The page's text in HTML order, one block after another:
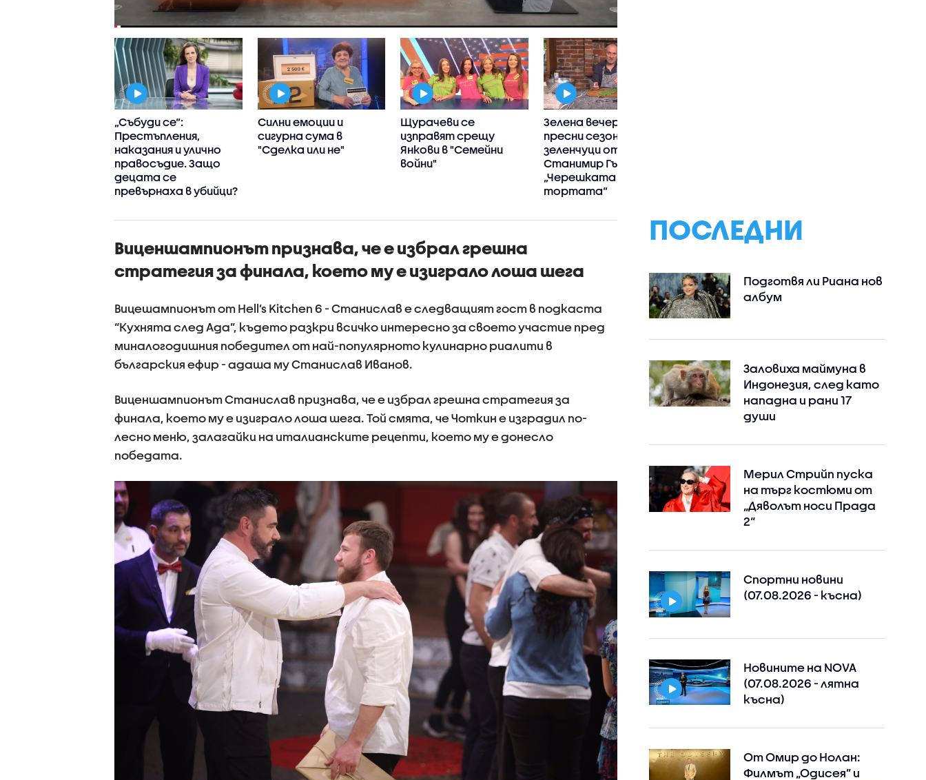
„Събуди се“:
Престъпления,
наказания и улично
правосъдие. Защо
децата се
превърнаха в убийци?
Силни емоции и
сигурна сума в
"Сделка или не"
Щурачеви се
изправят срещу
Янкови в "Семейни
войни"
Зелена вечеря с
пресни сезонни
зеленчуци от
Станимир Гъмов в
„Черешката на
тортата“
Виценшампионът признава, че е избрал грешна
стратегия за финала, което му е изиграло лоша шега
Вицешампионът от Hell’s Kitchen 6 - Станислав е следващият гост в подкаста
“Кухнята след Ада”, където разкри всичко интересно за своето участие пред
миналогодишния победител от най-популярното кулинарно риалити в
българския ефир - адашa му Станислав Иванов.
Виценшампионът Станислав признава, че е избрал грешна стратегия за
финала, което му е изиграло лоша шега. Той смята, че Чоткин е изградил по-
лесно меню, залагайки на италианските рецепти, което му е донесло
победата.
ПОСЛЕДНИ
Подготвя ли Риана нов
албум
Заловиха маймуна в
Индонезия, след като
нападна и рани 17
души
Мерил Стрийп пуска
на търг костюми от
„Дяволът носи Прада
2“
Спортни новини
(07.08.2026 - късна)
Новините на NOVA
(07.08.2026 - лятна
късна)
От Омир до Нолан:
Филмът „Одисея” и